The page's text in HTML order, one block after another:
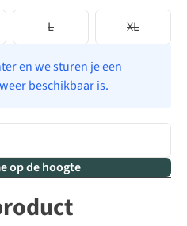
L XL
en we sturen je een
beschikbaar is.
op de hoogte